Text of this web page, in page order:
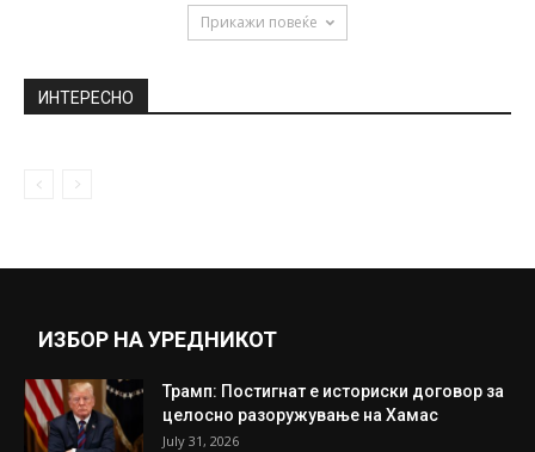
Прикажи повеќе
ИНТЕРЕСНО
ИЗБОР НА УРЕДНИКОТ
Трамп: Постигнат е историски договор за
целосно разоружување на Хамас
July 31, 2026